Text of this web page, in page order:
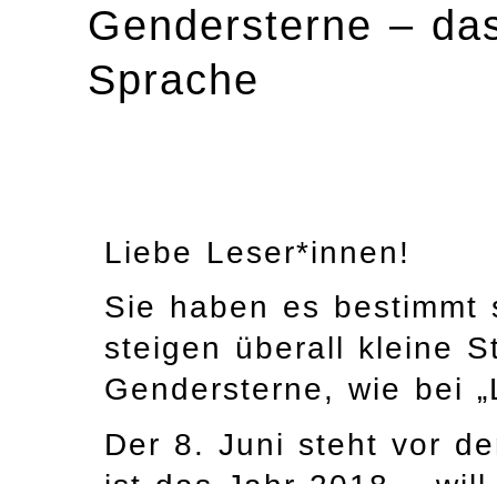
Gendersterne –
Sprache
Liebe Leser*innen!
Sie haben es
steigen überall kleine
Gendersterne, wie bei
Der 8. Juni steht vor